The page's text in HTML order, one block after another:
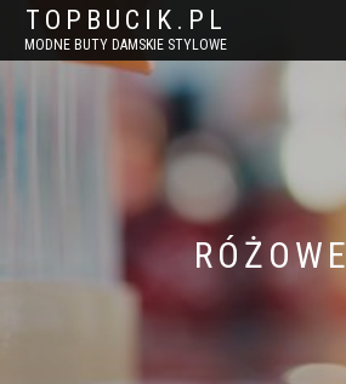
TOPBUCIK.PL
MODNE BUTY DAMSKIE STYLOWE
RÓŻOWE